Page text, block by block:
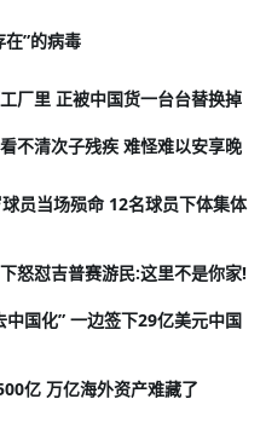
”的病毒
厂里 正被中国货一台台替换掉
不清次子残疾 难怪难以安享晚
员当场殒命 12名球员下体集体
怒怼吉普赛游民:这里不是你家!
国化” 一边签下29亿美元中国
亿 万亿海外资产难藏了